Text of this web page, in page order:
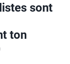
sont
ton